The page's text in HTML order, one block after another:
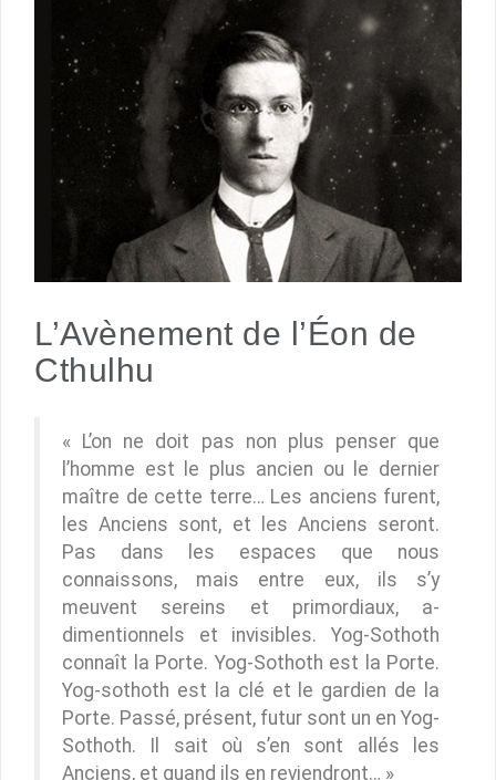
L’Avènement de l’Éon de
Cthulhu
« L’on ne doit pas non plus penser que
l’homme est le plus ancien ou le dernier
maître de cette terre… Les anciens furent,
les Anciens sont, et les Anciens seront.
Pas dans les espaces que nous
connaissons, mais entre eux, ils s’y
meuvent sereins et primordiaux, a-
dimentionnels et invisibles. Yog-Sothoth
connaît la Porte. Yog-Sothoth est la Porte.
Yog-sothoth est la clé et le gardien de la
Porte. Passé, présent, futur sont un en Yog-
Sothoth. Il sait où s’en sont allés les
Anciens, et quand ils en reviendront… »